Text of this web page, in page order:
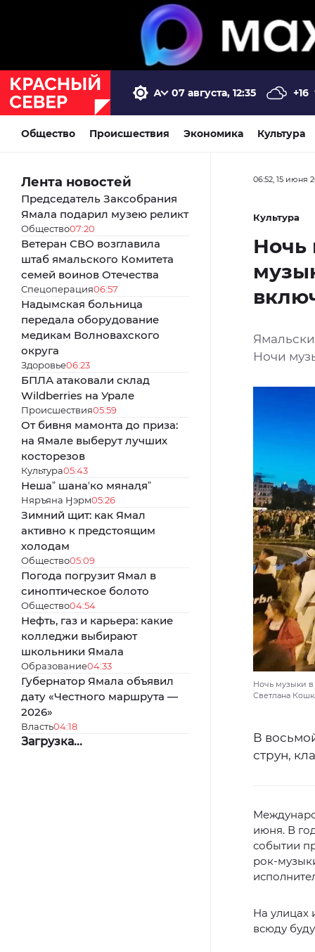
07 августа, 12:35 +16
Общество Происшествия Экономика Культура
Лента новостей
Председатель Заксобрания
Ямала подарил музею реликт
Общество07:20
Ветеран СВО возглавила
штаб ямальского Комитета
семей воинов Отечества
Спецоперация06:57
Надымская больница
передала оборудование
медикам Волновахского
округа
Здоровье06:23
БПЛА атаковали склад
Wildberries на Урале
Происшествия05:59
От бивня мамонта до приза:
на Ямале выберут лучших
косторезов
Культура05:43
Нешаˮ шанаʼко мянаԯяˮ
Няръяна Ӈэрм05:26
Зимний щит: как Ямал
активно к предстоящим
холодам
Общество05:09
Погода погрузит Ямал в
синоптическое болото
Общество04:54
Нефть, газ и карьера: какие
колледжи выбирают
школьники Ямала
Образование04:33
Губернатор Ямала объявил
дату «Честного маршрута —
2026»
Власть04:18
Загрузка...
06:52, 15 июня
Культура
Ночь
Ночи
Ночь музыки в
Светлана
В
струн,
июня. В
событии
рок-
На улицах
всюду